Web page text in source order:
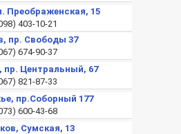
Преображенская, 15
403-10-21
пр. Свободы 37
674-90-37
пр. Центральный, 67
821-87-33
пр.Соборный 177
600-43-68
Сумская, 13